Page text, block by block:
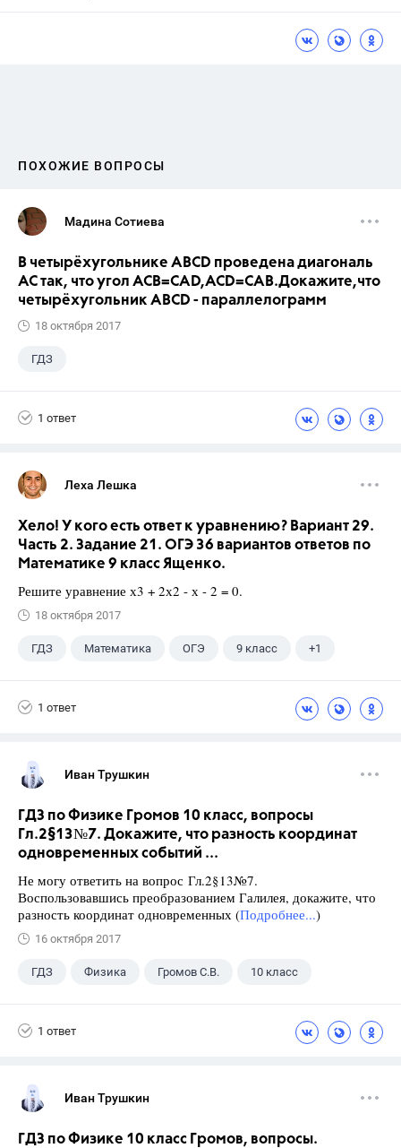
ПОХОЖИЕ ВОПРОСЫ
Мадина Сотиева
В четырёхугольнике ABCD проведена диагональ
AC так, что угол ACB=CAD,ACD=CAB.Докажите,что
четырёхугольник ABCD - параллелограмм
18 октября 2017
ГДЗ
1 ответ
Леха Лешка
Хело! У кого есть ответ к уравнению? Вариант 29.
Часть 2. Задание 21. ОГЭ 36 вариантов ответов по
Математике 9 класс Ященко.
Решите уравнение х3 + 2х2 - х - 2 = 0.
18 октября 2017
ГДЗ Математика ОГЭ 9 класс +1
1 ответ
Иван Трушкин
ГДЗ по Физике Громов 10 класс, вопросы
Гл.2§13№7. Докажите, что разность координат
одновременных событий ...
Не могу ответить на вопрос Гл.2§13№7.
Воспользовавшись преобразованием Галилея, докажите, что
разность координат одновременных (Подробнее...)
16 октября 2017
ГДЗ Физика Громов С.В. 10 класс
1 ответ
Иван Трушкин
ГДЗ по Физике 10 класс Громов, вопросы.